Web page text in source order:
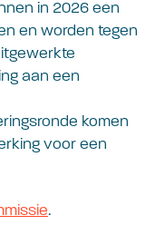
in 2026 een
en worden tegen
aan een
komen
voor een
.